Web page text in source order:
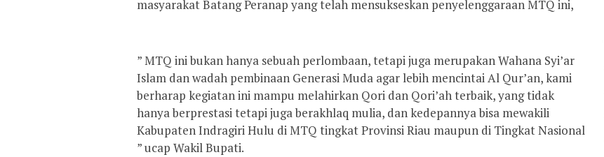
masyarakat Batang Peranap yang telah mensukseskan penyelenggaraan MTQ ini,
” MTQ ini bukan hanya sebuah perlombaan, tetapi juga merupakan Wahana Syi’ar
Islam dan wadah pembinaan Generasi Muda agar lebih mencintai Al Qur’an, kami
berharap kegiatan ini mampu melahirkan Qori dan Qori’ah terbaik, yang tidak
hanya berprestasi tetapi juga berakhlaq mulia, dan kedepannya bisa mewakili
Kabupaten Indragiri Hulu di MTQ tingkat Provinsi Riau maupun di Tingkat Nasional
” ucap Wakil Bupati.